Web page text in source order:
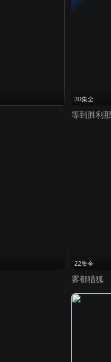
30集全
等到胜利
22集全
雾都猎狐